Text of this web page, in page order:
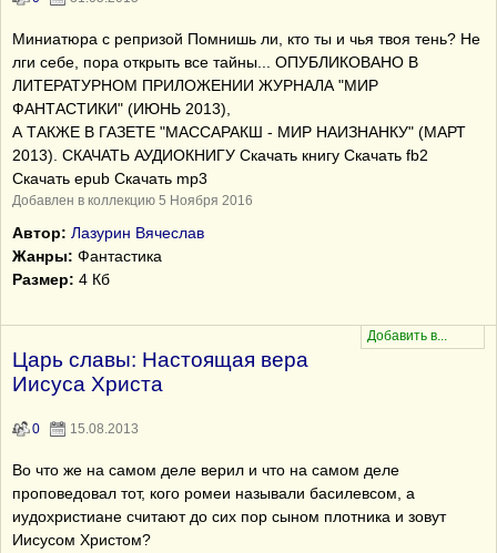
Миниатюра с репризой Помнишь ли, кто ты и чья твоя тень? Не
лги себе, пора открыть все тайны... ОПУБЛИКОВАНО В
ЛИТЕРАТУРНОМ ПРИЛОЖЕНИИ ЖУРНАЛА "МИР
ФАНТАСТИКИ" (ИЮНЬ 2013),
А ТАКЖЕ В ГАЗЕТЕ "МАССАРАКШ - МИР НАИЗНАНКУ" (МАРТ
2013). СКАЧАТЬ АУДИОКНИГУ Скачать книгу Скачать fb2
Скачать epub Скачать mp3
Добавлен в коллекцию 5 Ноября 2016
Автор: Лазурин Вячеслав
Жанры: Фантастика
Размер: 4 Кб
Царь славы: Настоящая вера
Иисуса Христа
0 15.08.2013
Во что же на самом деле верил и что на самом деле
проповедовал тот, кого ромеи называли басилевсом, а
иудохристиане считают до сих пор сыном плотника и зовут
Иисусом Христом?